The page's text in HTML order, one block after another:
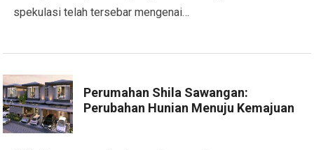
spekulasi telah tersebar mengenai…
Perumahan Shila Sawangan:
Perubahan Hunian Menuju Kemajuan